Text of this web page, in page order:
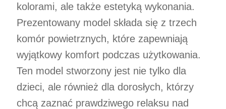
kolorami, ale także estetyką wykonania.
Prezentowany model składa się z trzech
komór powietrznych, które zapewniają
wyjątkowy komfort podczas użytkowania.
Ten model stworzony jest nie tylko dla
dzieci, ale również dla dorosłych, którzy
chcą zaznać prawdziwego relaksu nad